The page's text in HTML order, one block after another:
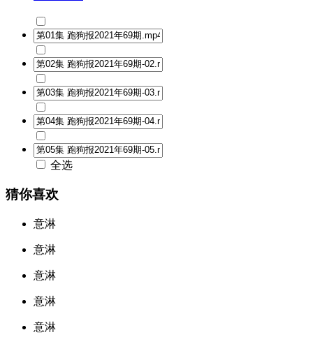
全选
猜你喜欢
意淋
意淋
意淋
意淋
意淋